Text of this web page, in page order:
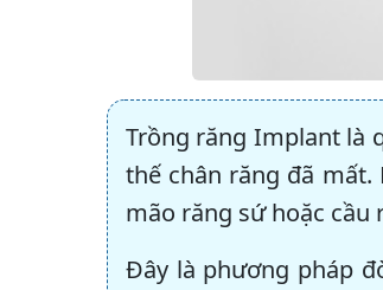
Trồng răng Implant là
thế chân răng đã
mão răng sứ hoặc cầu
Đây là phương pháp